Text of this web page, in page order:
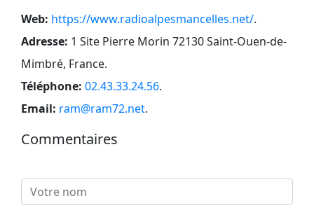
Web: https://www.radioalpesmancelles.net/.
Adresse: 1 Site Pierre Morin 72130 Saint-Ouen-de-
Mimbré, France.
Téléphone: 02.43.33.24.56.
Email: ram@ram72.net.
Commentaires